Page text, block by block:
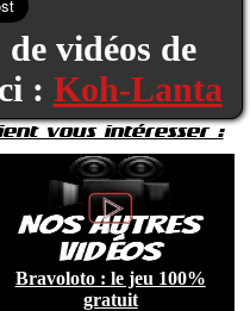
vidéos de
: Koh-Lanta
vous intéresser :
Bravoloto : le jeu 100%
gratuit